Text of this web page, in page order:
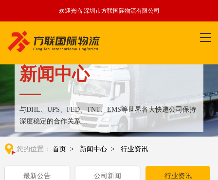
欢迎光临 深圳市方联国际物流有限公司
新闻中心
与DHL、UPS、FED、TNT、EMS等世界各大快递公司保持
深度稳定的合作关系
整合全球优质物流运输资源,满足国内外客户更多个性化需求
您的位置： 首页 > 新闻中心 > 行业资讯
最新公告 公司新闻 行业资讯